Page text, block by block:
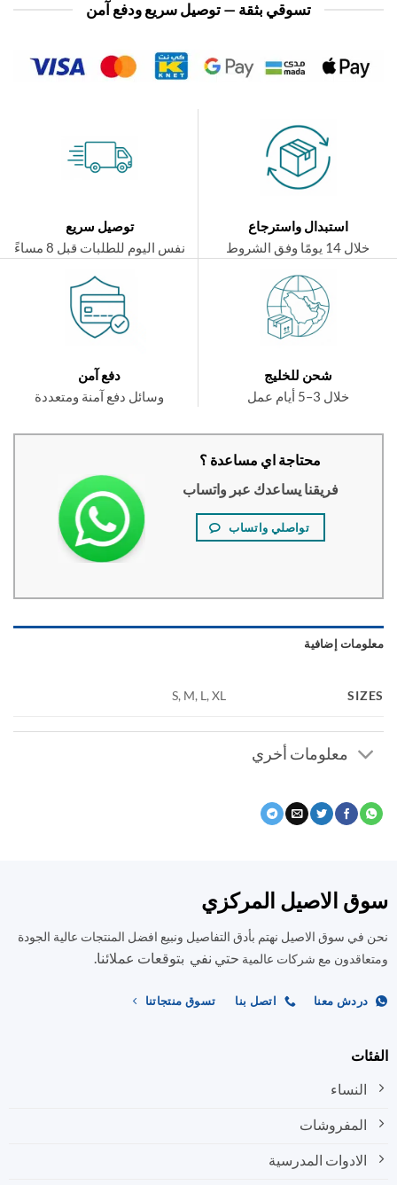
تسوقي بثقة — توصيل سريع ودفع آمن
استبدال واسترجاع
توصيل سريع
نفس اليوم للطلبات قبل 8 مساءً
شحن للخليج
دفع آمن
وسائل دفع آمنة ومتعددة
محتاجة اي مساعدة ؟
فريقنا يساعدك عبر واتساب
تواصلي واتساب
إضافية
S, M, L, XL
معلومات أخري
الاصيل المركزي
سوق الاصيل نهتم بأدق التفاصيل ونبيع افضل المنتجات عالية الجودة
مع شركات عالميةحتي نفي بتوقعات عملائنا.
دردش معنا اتصل بنا تسوق منتجاتنا
النساء
المفروشات
الادوات المدرسية